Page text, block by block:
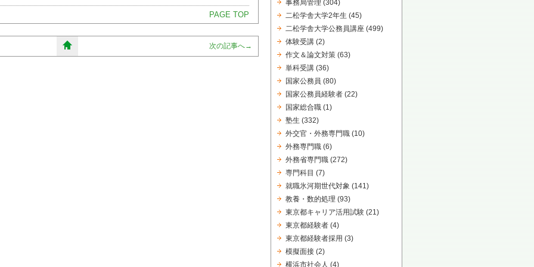
PAGE TOP
次の記事へ→
事務局管理 (304)
二松学舎大学2年生 (45)
二松学舎大学公務員講座 (499)
体験受講 (2)
作文＆論文対策 (63)
単科受講 (36)
国家公務員 (80)
国家公務員経験者 (22)
国家総合職 (1)
塾生 (332)
外交官・外務専門職 (10)
外務専門職 (6)
外務省専門職 (272)
専門科目 (7)
就職氷河期世代対象 (141)
教養・数的処理 (93)
東京都キャリア活用試験 (21)
東京都経験者 (4)
東京都経験者採用 (3)
模擬面接 (2)
横浜市社会人 (4)